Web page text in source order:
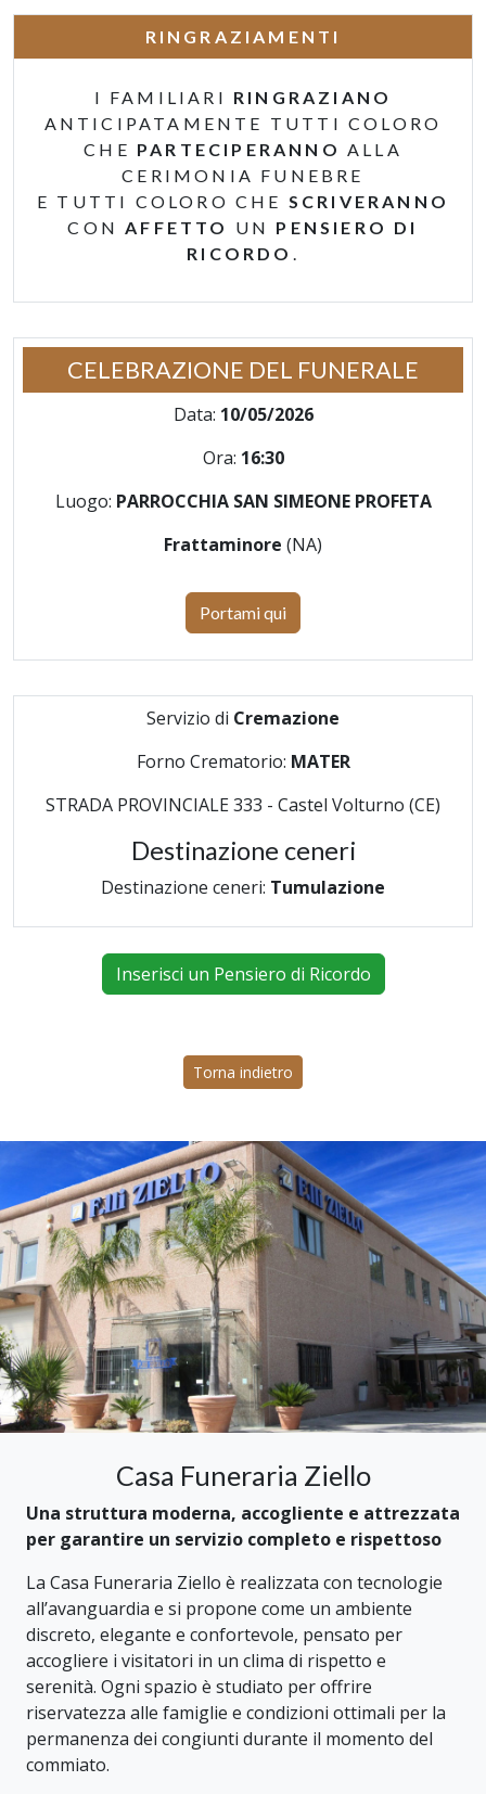
RINGRAZIAMENTI
I FAMILIARI RINGRAZIANO
ANTICIPATAMENTE TUTTI COLORO
CHE PARTECIPERANNO ALLA
CERIMONIA FUNEBRE
E TUTTI COLORO CHE SCRIVERANNO
CON AFFETTO UN PENSIERO DI
RICORDO
CELEBRAZIONE DEL FUNERALE
Data: 10/05/2026
Ora: 16:30
Luogo: PARROCCHIA SAN SIMEONE PROFETA
Frattaminore (NA)
Portami qui
Servizio di Cremazione
Forno Crematorio: MATER
STRADA PROVINCIALE 333 - Castel Volturno (CE)
Destinazione ceneri
Destinazione ceneri: Tumulazione
Inserisci un Pensiero di Ricordo
Torna indietro
Casa Funeraria Ziello
Una struttura moderna, accogliente e attrezzata
per garantire un servizio completo e rispettoso
La Casa Funeraria Ziello è realizzata con tecnologie
all’avanguardia e si propone come un ambiente
discreto, elegante e confortevole, pensato per
accogliere i visitatori in un clima di rispetto e
serenità. Ogni spazio è studiato per offrire
riservatezza alle famiglie e condizioni ottimali per la
permanenza dei congiunti durante il momento del
commiato.